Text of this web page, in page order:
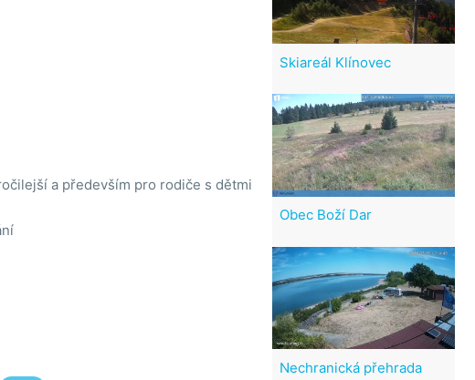
a především pro rodiče s dětmi
Skiareál Klínovec
Obec Boží Dar
Nechranická přehrada